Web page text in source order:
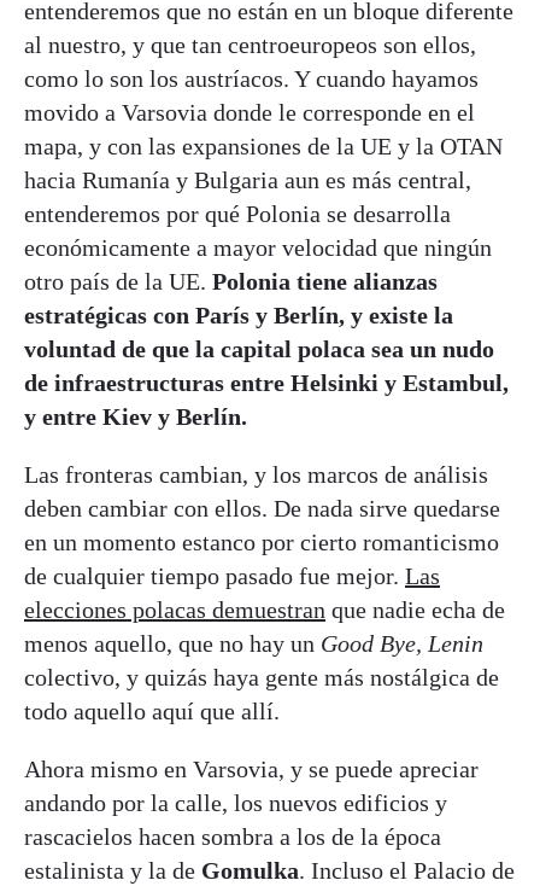
entenderemos que no están en un bloque diferente
al nuestro, y que tan centroeuropeos son ellos,
como lo son los austríacos. Y cuando hayamos
movido a Varsovia donde le corresponde en el
mapa, y con las expansiones de la UE y la OTAN
hacia Rumanía y Bulgaria aun es más central,
entenderemos por qué Polonia se desarrolla
económicamente a mayor velocidad que ningún
otro país de la UE. Polonia tiene alianzas
estratégicas con París y Berlín, y existe la
voluntad de que la capital polaca sea un nudo
de infraestructuras entre Helsinki y Estambul,
y entre Kiev y Berlín.
Las fronteras cambian, y los marcos de análisis
deben cambiar con ellos. De nada sirve quedarse
en un momento estanco por cierto romanticismo
de cualquier tiempo pasado fue mejor. Las
elecciones polacas demuestran que nadie echa de
menos aquello, que no hay un Good Bye, Lenin
colectivo, y quizás haya gente más nostálgica de
todo aquello aquí que allí.
Ahora mismo en Varsovia, y se puede apreciar
andando por la calle, los nuevos edificios y
rascacielos hacen sombra a los de la época
estalinista y la de Gomulka. Incluso el Palacio de